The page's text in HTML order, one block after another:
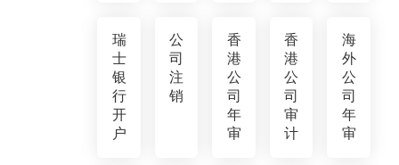
瑞
士
银
行
开
户
公
司
注
销
香
港
公
司
年
审
香
港
公
司
审
计
海
外
公
司
年
审